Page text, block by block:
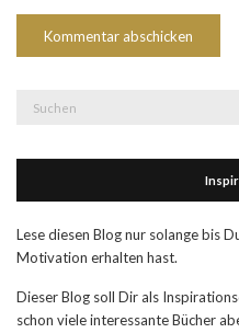
Lese diesen Blog nur solange bis
Motivation erhalten hast.
Dieser Blog soll Dir als
schon viele interessante Bücher